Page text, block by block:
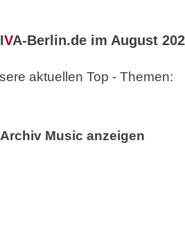
IVA-Berlin.de im August
aktuellen Top - Themen:
Archiv Music anzeigen